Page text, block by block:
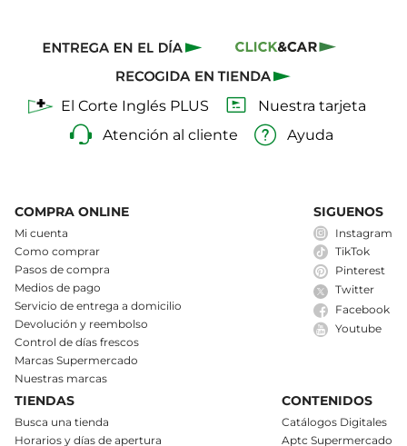
El Corte Inglés PLUS
Nuestra tarjeta
Atención al cliente
Ayuda
COMPRA ONLINE
Mi cuenta
Como comprar
Pasos de compra
Medios de pago
Servicio de entrega a domicilio
Devolución y reembolso
Control de días frescos
Marcas Supermercado
Nuestras marcas
SIGUENOS
Instagram
TikTok
Pinterest
Twitter
Facebook
Youtube
TIENDAS
Busca una tienda
Horarios y días de apertura
CONTENIDOS
Catálogos Digitales
Aptc Supermercado